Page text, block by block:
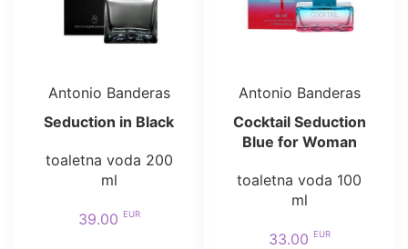
Antonio Banderas
Seduction in Black
toaletna voda 200
ml
39.00 EUR
Antonio Banderas
Cocktail Seduction
Blue for Woman
toaletna voda 100
ml
33.00 EUR